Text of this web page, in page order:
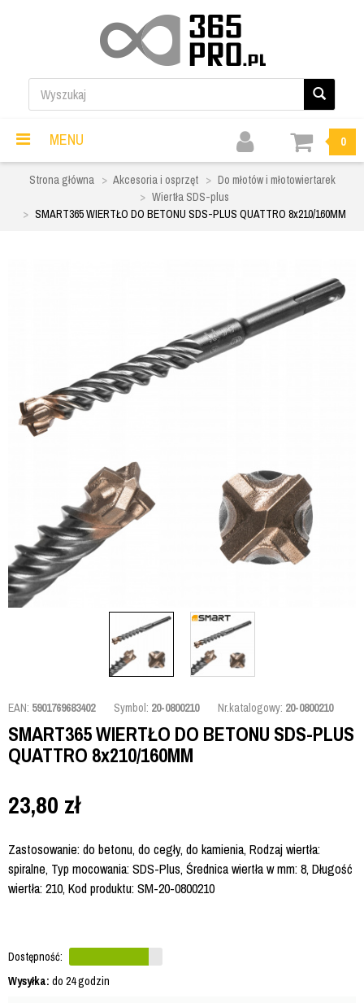
MENU 0
Strona główna Akcesoria i osprzęt
Do młotów i młotowiertarek
Wiertła SDS-plus
SMART365 WIERTŁO DO BETONU SDS-PLUS QUATTRO 8x210/160MM
EAN: 5901769683402 Symbol: 20-0800210 Nr.katalogowy: 20-0800210
SMART365 WIERTŁO DO BETONU SDS-PLUS
QUATTRO 8x210/160MM
23,80 zł
Zastosowanie: do betonu, do cegły, do kamienia, Rodzaj wiertła:
spiralne, Typ mocowania: SDS-Plus, Średnica wiertła w mm: 8, Długość
wiertła: 210, Kod produktu: SM-20-0800210
Dostępność:
Wysyłka: do 24 godzin